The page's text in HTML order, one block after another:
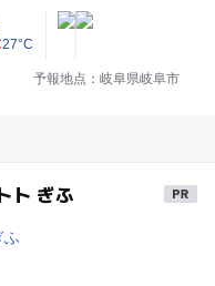
27°C
予報地点：岐阜県岐阜市
ト ぎふ